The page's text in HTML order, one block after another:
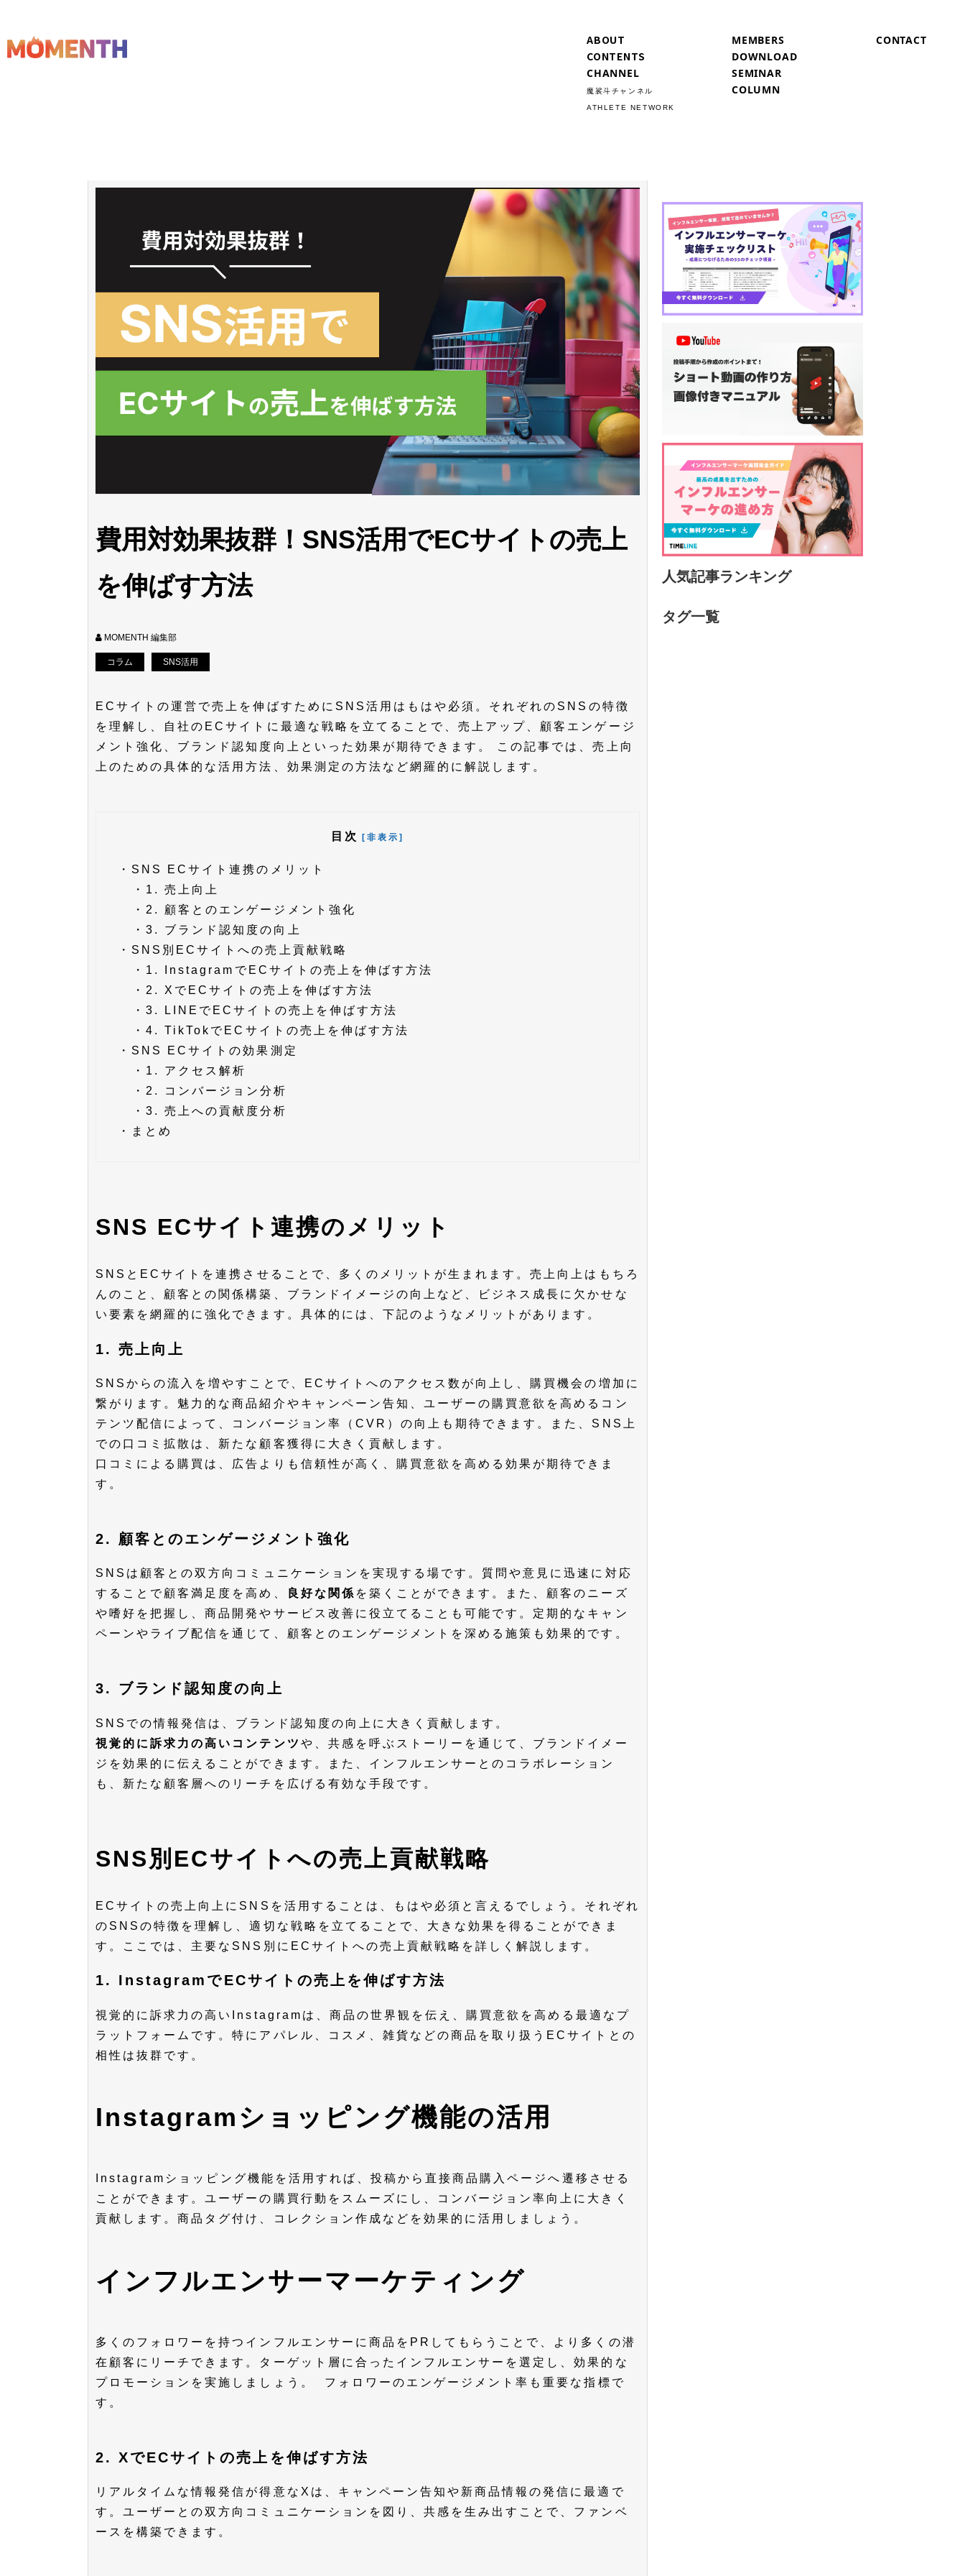
ABOUT
CONTENTS
CHANNEL
魔裟斗チャンネル
ATHLETE NETWORK
MEMBERS
DOWNLOAD
SEMINAR
COLUMN
CONTACT
費用対効果抜群！SNS活用でECサイトの売上
を伸ばす方法
MOMENTH 編集部
コラム SNS活用
ECサイトの運営で売上を伸ばすためにSNS活用はもはや必須。それぞれのSNSの特徴
を理解し、自社のECサイトに最適な戦略を立てることで、売上アップ、顧客エンゲージ
メント強化、ブランド認知度向上といった効果が期待できます。 この記事では、売上向
上のための具体的な活用方法、効果測定の方法など網羅的に解説します。
目次 [非表示]
・ SNS ECサイト連携のメリット
・ 1. 売上向上
・ 2. 顧客とのエンゲージメント強化
・3. ブランド認知度の向上
・ SNS別ECサイトへの売上貢献戦略
・ 1. InstagramでECサイトの売上を伸ばす方法
・ 2. XでECサイトの売上を伸ばす方法
・3. LINEでECサイトの売上を伸ばす方法
・4. TikTokでECサイトの売上を伸ばす方法
・ SNS ECサイトの効果測定
・ 1. アクセス解析
・ 2. コンバージョン分析
・3. 売上への貢献度分析
・
まとめ
SNS ECサイト連携のメリット
SNSとECサイトを連携させることで、多くのメリットが生まれます。売上向上はもちろ
んのこと、顧客との関係構築、ブランドイメージの向上など、ビジネス成長に欠かせな
い要素を網羅的に強化できます。具体的には、下記のようなメリットがあります。
1. 売上向上
SNSからの流入を増やすことで、ECサイトへのアクセス数が向上し、購買機会の増加に
繋がります。魅力的な商品紹介やキャンペーン告知、ユーザーの購買意欲を高めるコン
テンツ配信によって、コンバージョン率（CVR）の向上も期待できます。また、SNS上
での口コミ拡散は、新たな顧客獲得に大きく貢献します。
口コミによる購買は、広告よりも信頼性が高く、購買意欲を高める効果が期待できま
す。
2. 顧客とのエンゲージメント強化
SNSは顧客との双方向コミュニケーションを実現する場です。質問や意見に迅速に対応
することで顧客満足度を高め、
良好な関係 を築くことができます。また、顧客のニーズ
や嗜好を把握し、商品開発やサービス改善に役立てることも可能です。定期的なキャン
ペーンやライブ配信を通じて、顧客とのエンゲージメントを深める施策も効果的です。
3. ブランド認知度の向上
SNSでの情報発信は、ブランド認知度の向上に大きく貢献します。
視覚的に訴求力の高いコンテンツ や、共感を呼ぶストーリーを通じて、ブランドイメー
ジを効果的に伝えることができます。また、インフルエンサーとのコラボレーション
も、新たな顧客層へのリーチを広げる有効な手段です。
SNS別ECサイトへの売上貢献戦略
ECサイトの売上向上にSNSを活用することは、もはや必須と言えるでしょう。それぞれ
のSNSの特徴を理解し、適切な戦略を立てることで、大きな効果を得ることができま
す。ここでは、主要なSNS別にECサイトへの売上貢献戦略を詳しく解説します。
1. InstagramでECサイトの売上を伸ばす方法
視覚的に訴求力の高いInstagramは、商品の世界観を伝え、購買意欲を高める最適なプ
ラットフォームです。特にアパレル、コスメ、雑貨などの商品を取り扱うECサイトとの
相性は抜群です。
Instagramショッピング機能の活用
Instagramショッピング機能を活用すれば、投稿から直接商品購入ページへ遷移させる
ことができます。ユーザーの購買行動をスムーズにし、コンバージョン率向上に大きく
貢献します。商品タグ付け、コレクション作成などを効果的に活用しましょう。
インフルエンサーマーケティング
多くのフォロワーを持つインフルエンサーに商品をPRしてもらうことで、より多くの潜
在顧客にリーチできます。ターゲット層に合ったインフルエンサーを選定し、効果的な
プロモーションを実施しましょう。 フォロワーのエンゲージメント率も重要な指標で
す。
2. XでECサイトの売上を伸ばす方法
リアルタイムな情報発信が得意なXは、キャンペーン告知や新商品情報の発信に最適で
す。ユーザーとの双方向コミュニケーションを図り、共感を生み出すことで、ファンベ
ースを構築できます。
人気記事ランキング
タグ一覧